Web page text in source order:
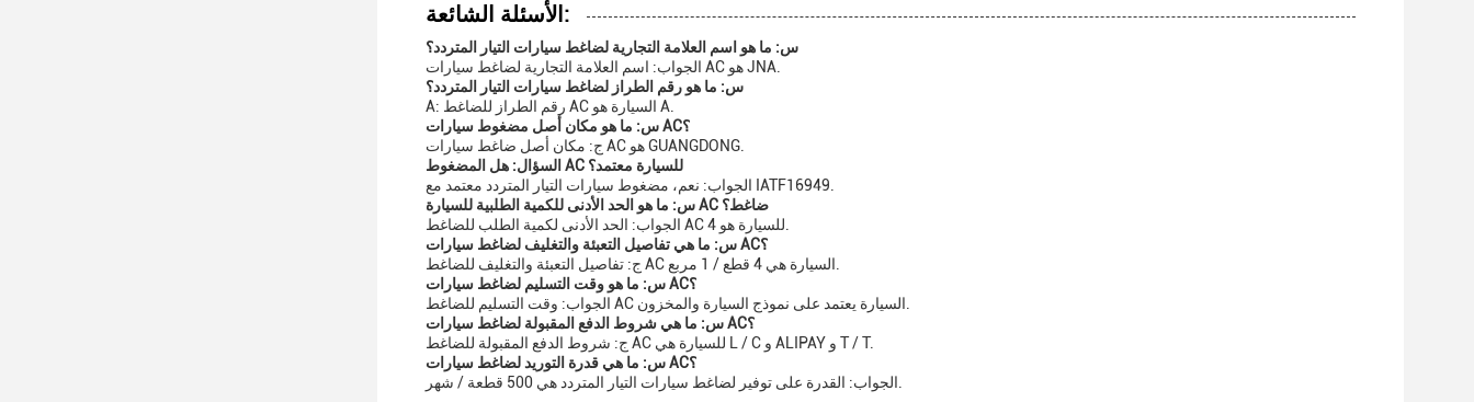
الأسئلة الشائعة:
س: ما هو اسم العلامة التجارية لضاغط سيارات التيار المتردد؟
الجواب: اسم العلامة التجارية لضاغط سيارات AC هو JNA.
س: ما هو رقم الطراز لضاغط سيارات التيار المتردد؟
A: رقم الطراز للضاغط AC السيارة هو A.
س: ما هو مكان أصل مضغوط سيارات AC؟
ج: مكان أصل ضاغط سيارات AC هو GUANGDONG.
السؤال: هل المضغوط AC للسيارة معتمد؟
الجواب: نعم، مضغوط سيارات التيار المتردد معتمد مع IATF16949.
س: ما هو الحد الأدنى للكمية الطلبية للسيارة AC ضاغط؟
س: ما هي تفاصيل التعبئة والتغليف لضاغط سيارات AC؟
س: ما هو وقت التسليم لضاغط سيارات AC؟
س: ما هي شروط الدفع المقبولة لضاغط سيارات AC؟
ج: شروط الدفع المقبولة للضاغط AC للسيارة هي L / C و ALIPAY و T / T.
س: ما هي قدرة التوريد لضاغط سيارات AC؟